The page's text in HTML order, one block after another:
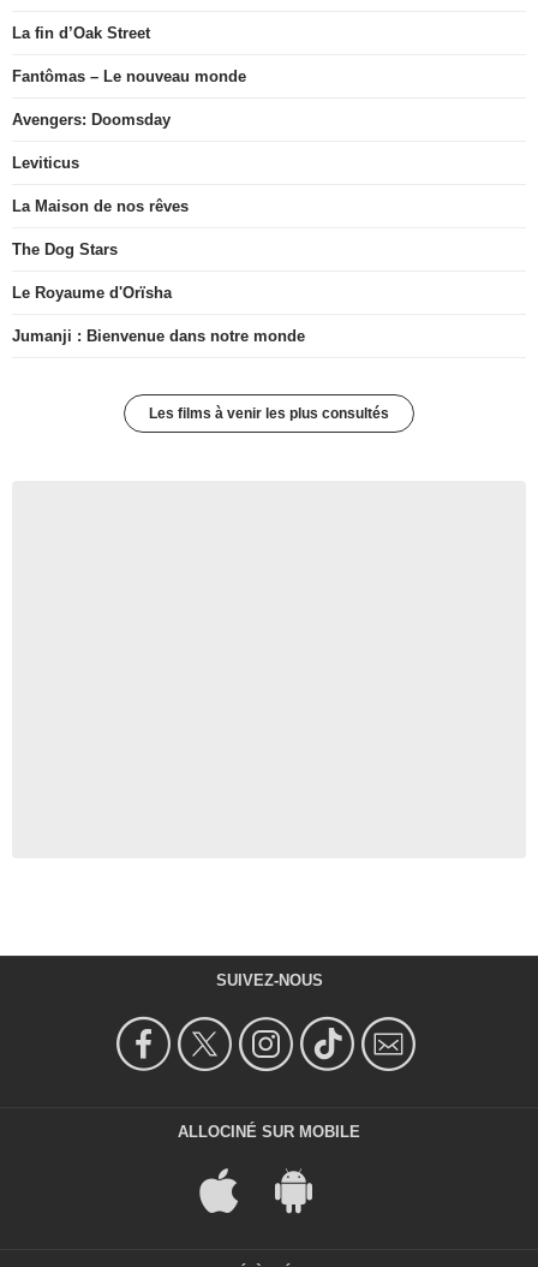
La fin d’Oak Street
Fantômas – Le nouveau monde
Avengers: Doomsday
Leviticus
La Maison de nos rêves
The Dog Stars
Le Royaume d'Orïsha
Jumanji : Bienvenue dans notre monde
Les films à venir les plus consultés
SUIVEZ-NOUS
ALLOCINÉ SUR MOBILE